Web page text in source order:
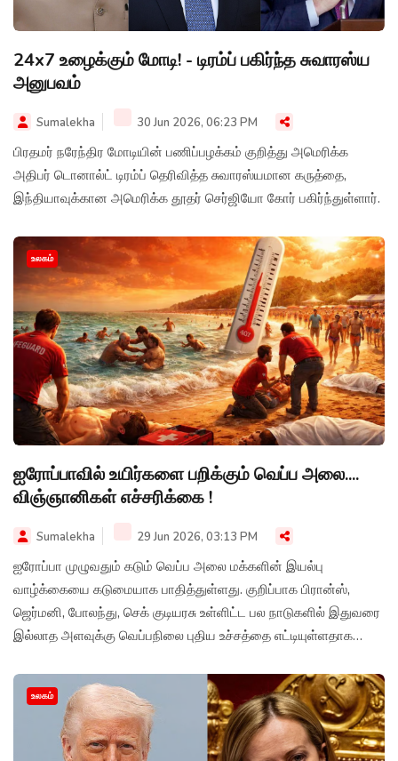
24x7 உழைக்கும் மோடி! - டிரம்ப் பகிர்ந்த சுவாரஸ்ய
அனுபவம்
Sumalekha 30 Jun 2026, 06:23 PM
பிரதமர் நரேந்திர மோடியின் பணிப்பழக்கம் குறித்து அமெரிக்க
அதிபர் டொனால்ட் டிரம்ப் தெரிவித்த சுவாரஸ்யமான கருத்தை,
இந்தியாவுக்கான அமெரிக்க தூதர் செர்ஜியோ கோர் பகிர்ந்துள்ளார்.
உலகம்
ஐரோப்பாவில் உயிர்களை பறிக்கும் வெப்ப அலை....
விஞ்ஞானிகள் எச்சரிக்கை !
Sumalekha 29 Jun 2026, 03:13 PM
ஐரோப்பா முழுவதும் கடும் வெப்ப அலை மக்களின் இயல்பு
வாழ்க்கையை கடுமையாக பாதித்துள்ளது. குறிப்பாக பிரான்ஸ்,
ஜெர்மனி, போலந்து, செக் குடியரசு உள்ளிட்ட பல நாடுகளில் இதுவரை
இல்லாத அளவுக்கு வெப்பநிலை புதிய உச்சத்தை எட்டியுள்ளதாக
உலகம்